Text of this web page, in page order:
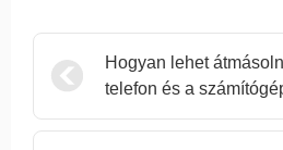
Hogyan lehet
telefon és a